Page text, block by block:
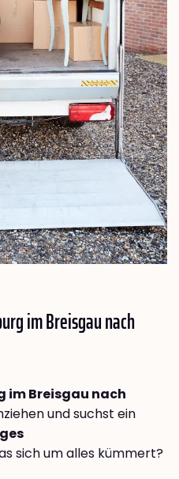
im Breisgau nach
im Breisgau nach
und suchst ein
sich um alles kümmert?